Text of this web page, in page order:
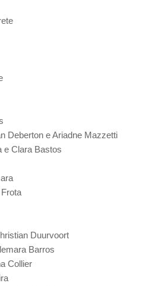
Deberton e Ariadne Mazzetti
e Clara Bastos
Duurvoort
Barros
Collier